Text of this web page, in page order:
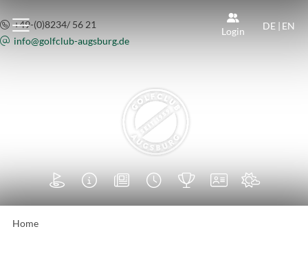
Login DE | EN
+49-(0)8234/ 56 21
info@golfclub-augsburg.de
      
Home